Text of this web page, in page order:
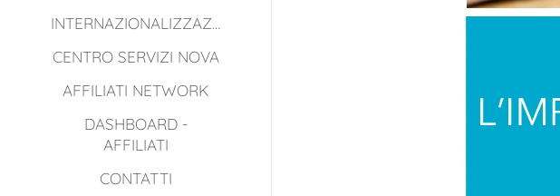
INTERNAZIONALIZZAZIONE
CENTRO SERVIZI NOVA
AFFILIATI NETWORK
DASHBOARD -
AFFILIATI
CONTATTI